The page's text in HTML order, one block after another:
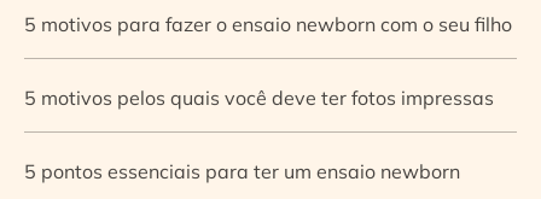
5 motivos para fazer o ensaio newborn com o seu filho
5 motivos pelos quais você deve ter fotos impressas
5 pontos essenciais para ter um ensaio newborn